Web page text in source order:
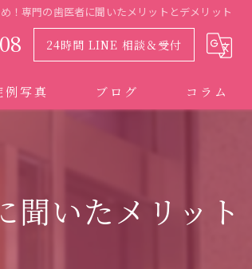
！専門の歯医者に聞いたメリットとデメリット
24時間 LINE 相談＆受付
例写真 ブログ コラム
いたメリット